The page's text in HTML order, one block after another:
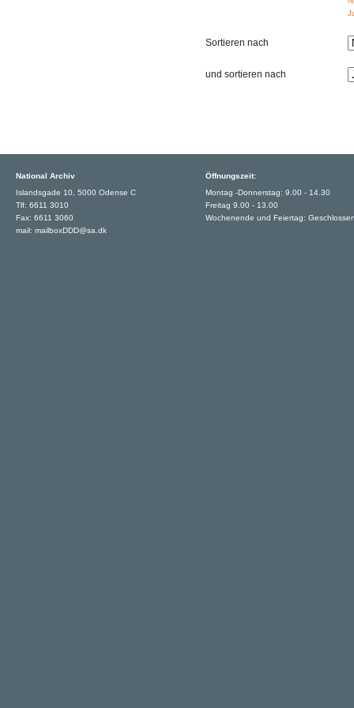
Sortieren nach
und sortieren nach
National Archiv
Islandsgade 10, 5000 Odense C
Tlf: 6611 3010
Fax: 6611 3060
mail: mailboxDDD@sa.dk
Öffnungszeit:
Montag -Donnerstag: 9.00 - 14.30
Freitag 9.00 - 13.00
Wochenende und Feiertag: